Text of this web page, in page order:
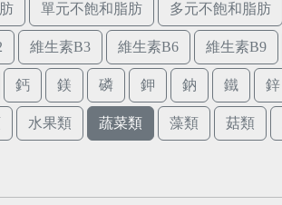
單元不飽和脂肪 多元不飽和脂肪
維生素B3 維生素B6 維生素B9
鈣 鎂 磷 鉀 鈉 鐵 鋅
水果類 蔬菜類 藻類 菇類